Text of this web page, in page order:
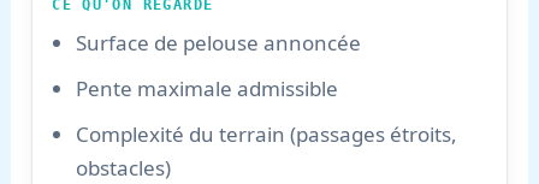
CE QU'ON REGARDE
Surface de pelouse annoncée
Pente maximale admissible
Complexité du terrain (passages étroits,
obstacles)